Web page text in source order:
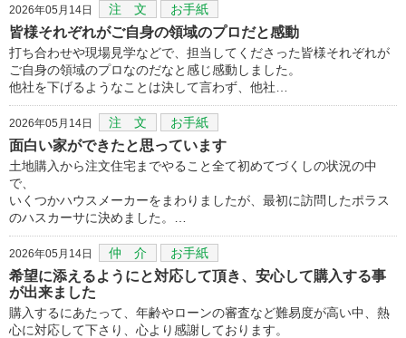
2026年05月14日 注 文 お手紙
皆様それぞれがご自身の領域のプロだと感動
打ち合わせや現場見学などで、担当してくださった皆様それぞれが
ご自身の領域のプロなのだなと感じ感動しました。
他社を下げるようなことは決して言わず、他社…
2026年05月14日 注 文 お手紙
面白い家ができたと思っています
土地購入から注文住宅までやること全て初めてづくしの状況の中
で、
いくつかハウスメーカーをまわりましたが、最初に訪問したポラス
のハスカーサに決めました。…
2026年05月14日 仲 介 お手紙
希望に添えるようにと対応して頂き、安心して購入する事
が出来ました
購入するにあたって、年齢やローンの審査など難易度が高い中、熱
心に対応して下さり、心より感謝しております。